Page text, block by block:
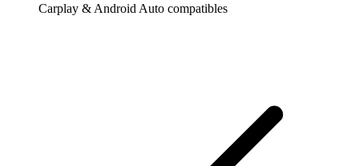
Carplay & Android Auto compatibles